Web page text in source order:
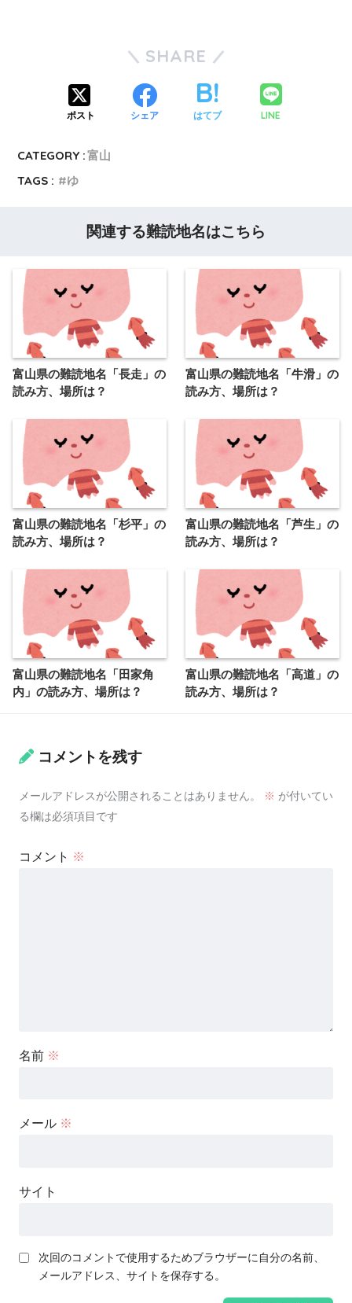
SHARE
ポスト シェア はてブ LINE
CATEGORY :富山
TAGS :
ゆ
関連する難読地名はこちら
富山県の難読地名「長走」の
読み方、場所は？
富山県の難読地名「牛滑」の
読み方、場所は？
富山県の難読地名「杉平」の
読み方、場所は？
富山県の難読地名「芦生」の
読み方、場所は？
富山県の難読地名「田家角
内」の読み方、場所は？
富山県の難読地名「高道」の
読み方、場所は？
コメントを残す
メールアドレスが公開されることはありません。 ※ が付いてい
る欄は必須項目です
コメント ※
名前 ※
メール ※
サイト
次回のコメントで使用するためブラウザーに自分の名前、
メールアドレス、サイトを保存する。